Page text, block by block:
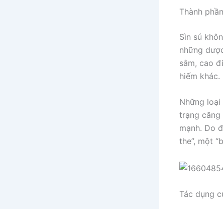
Thành
Sìn sú
những
sâm, cao
hiếm khác.
Những
trạng căng
mạnh. Do
the”, một
Tác dụng